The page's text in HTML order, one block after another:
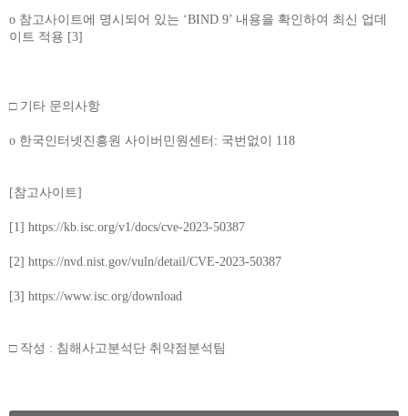
o 참고사이트에 명시되어 있는 ‘BIND 9’ 내용을 확인하여 최신 업데
이트 적용 [3]
□ 기타 문의사항
o 한국인터넷진흥원 사이버민원센터: 국번없이 118
[참고사이트]
[1] https://kb.isc.org/v1/docs/cve-2023-50387
[2] https://nvd.nist.gov/vuln/detail/CVE-2023-50387
[3] https://www.isc.org/download
□ 작성 : 침해사고분석단 취약점분석팀